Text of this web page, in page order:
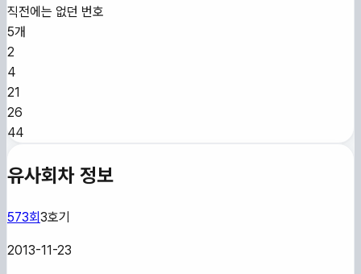
직전에는 없던 번호
5개
2
4
21
26
44
유사회차 정보
573회3호기
2013-11-23